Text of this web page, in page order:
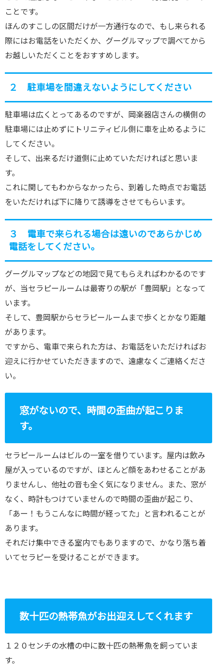
ことです。
ほんのすこしの区間だけが一方通行なので、もし来られる
際にはお電話をいただくか、グーグルマップで調べてから
お越しいただくことをおすすめします。
２ 駐車場を間違えないようにしてください
駐車場は広くとってあるのですが、岡楽器店さんの横側の
駐車場には止めずにトリニティビル側に車を止めるように
してください。
そして、出来るだけ道側に止めていただければと思いま
す。
これに関してもわからなかったら、到着した時点でお電話
をいただければ下に降りて誘導をさせてもらいます。
３ 電車で来られる場合は遠いのであらかじめ
電話をしてください。
グーグルマップなどの地図で見てもらえればわかるのです
が、当セラピールームは最寄りの駅が「豊岡駅」となって
います。
そして、豊岡駅からセラピールームまで歩くとかなり距離
があります。
ですから、電車で来られた方は、お電話をいただければお
迎えに行かせていただきますので、遠慮なくご連絡くださ
い。
窓がないので、時間の歪曲が起こりま
す。
セラピールームはビルの一室を借りています。屋内は飲み
屋が入っているのですが、ほとんど顔をあわせることがあ
りませんし、他社の音も全く気になりません。また、窓が
なく、時計もつけていませんので時間の歪曲が起こり、
「あー！もうこんなに時間が経ってた」と言われることが
あります。
それだけ集中できる室内でもありますので、かなり落ち着
いてセラピーを受けることができます。
数十匹の熱帯魚がお出迎えしてくれます
１２０センチの水槽の中に数十匹の熱帯魚を飼っていま
す。